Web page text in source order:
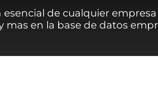
esencial de cualquier
mas en la base de datos